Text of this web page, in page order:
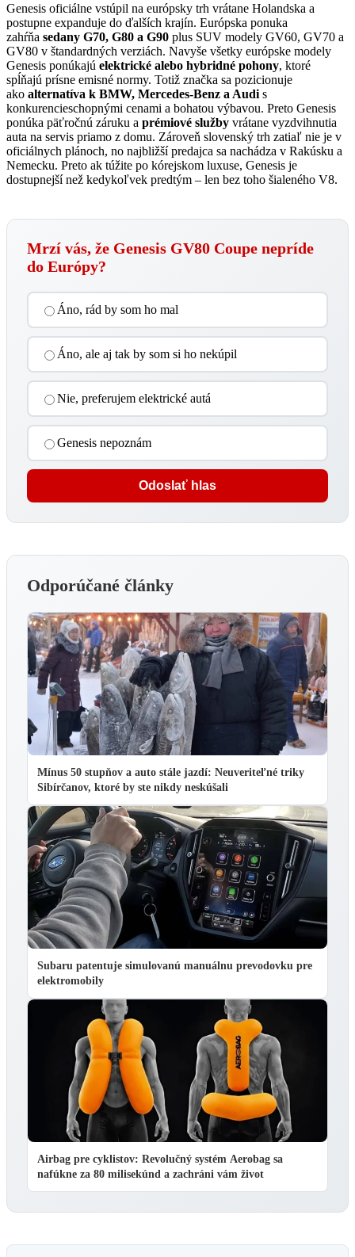
Genesis oficiálne vstúpil na európsky trh vrátane Holandska a
postupne expanduje do ďalších krajín. Európska ponuka
zahŕňa sedany G70, G80 a G90 plus SUV modely GV60, GV70 a
GV80 v štandardných verziách. Navyše všetky európske modely
Genesis ponúkajú elektrické alebo hybridné pohony, ktoré
spĺňajú prísne emisné normy. Totiž značka sa pozicionuje
ako alternatíva k BMW, Mercedes-Benz a Audi s
konkurencieschopnými cenami a bohatou výbavou. Preto Genesis
ponúka päťročnú záruku a prémiové služby vrátane vyzdvihnutia
auta na servis priamo z domu. Zároveň slovenský trh zatiaľ nie je v
oficiálnych plánoch, no najbližší predajca sa nachádza v Rakúsku a
Nemecku. Preto ak túžite po kórejskom luxuse, Genesis je
dostupnejší než kedykoľvek predtým – len bez toho šialeného V8.
Mrzí vás, že Genesis GV80 Coupe nepríde
do Európy?
Áno, rád by som ho mal
Áno, ale aj tak by som si ho nekúpil
Nie, preferujem elektrické autá
Genesis nepoznám
Odoslať hlas
Odporúčané články
Mínus 50 stupňov a auto stále jazdí: Neuveriteľné triky
Sibírčanov, ktoré by ste nikdy neskúšali
Subaru patentuje simulovanú manuálnu prevodovku pre
elektromobily
Airbag pre cyklistov: Revolučný systém Aerobag sa
nafúkne za 80 milisekúnd a zachráni vám život